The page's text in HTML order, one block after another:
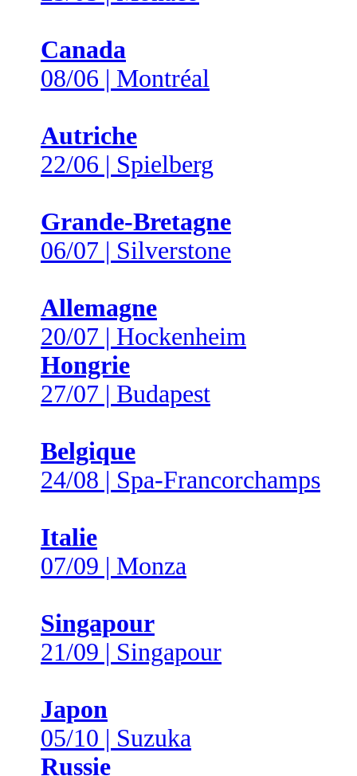
Canada
08/06 | Montréal
Autriche
22/06 | Spielberg
Grande-Bretagne
06/07 | Silverstone
Allemagne
20/07 | Hockenheim
Hongrie
27/07 | Budapest
Belgique
24/08 | Spa-Francorchamps
Italie
07/09 | Monza
Singapour
21/09 | Singapour
Japon
05/10 | Suzuka
Russie